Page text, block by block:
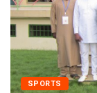
SPORTS